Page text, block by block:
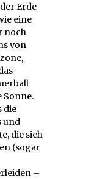
Erde
eine
noch
von
Sonne.
die
und
die sich
(sogar
–